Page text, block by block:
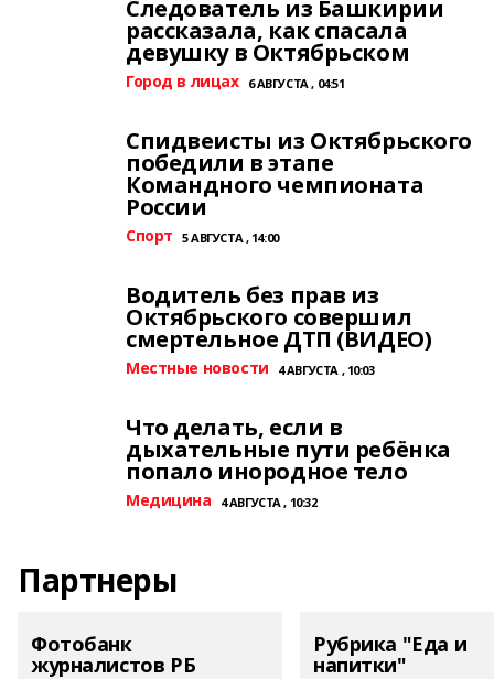
Следователь из Башкирии
рассказала, как спасала
девушку в Октябрьском
Город в лицах 6 АВГУСТА , 04:51
Спидвеисты из Октябрьского
победили в этапе
Командного чемпионата
России
Спорт 5 АВГУСТА , 14:00
Водитель без прав из
Октябрьского совершил
смертельное ДТП (ВИДЕО)
Местные новости 4 АВГУСТА , 10:03
Что делать, если в
дыхательные пути ребёнка
попало инородное тело
Медицина 4 АВГУСТА , 10:32
Партнеры
Фотобанк
журналистов РБ
Рубрика "Еда и
напитки"